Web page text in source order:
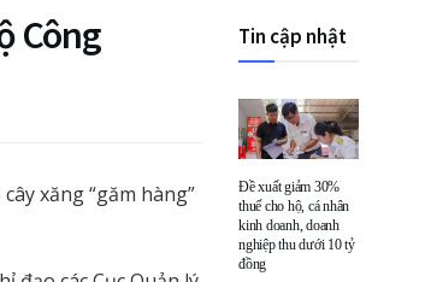
Công
xăng “găm hàng”
Tin cập nhật
Đề xuất giảm 30%
thuế cho hộ, cá nhân
kinh doanh, doanh
nghiệp thu dưới 10 tỷ
đồng